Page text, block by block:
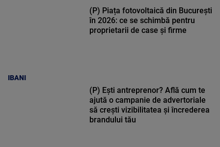
IBANI
(P) Piața fotovoltaică din București
în 2026: ce se schimbă pentru
proprietarii de case și firme
(P) Ești antreprenor? Află cum te
ajută o campanie de advertoriale
să crești vizibilitatea și încrederea
brandului tău